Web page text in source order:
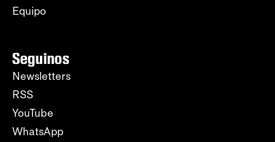
Equipo
Seguinos
Newsletters
RSS
YouTube
WhatsApp